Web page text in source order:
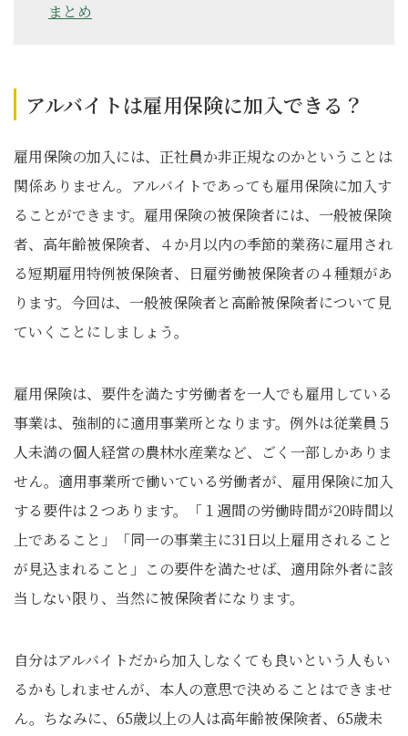
まとめ
アルバイトは雇用保険に加入できる？
雇用保険の加入には、正社員か非正規なのかということは
関係ありません。アルバイトであっても雇用保険に加入す
ることができます。雇用保険の被保険者には、一般被保険
者、高年齢被保険者、４か月以内の季節的業務に雇用され
る短期雇用特例被保険者、日雇労働被保険者の４種類があ
ります。今回は、一般被保険者と高齢被保険者について見
ていくことにしましょう。
雇用保険は、要件を満たす労働者を一人でも雇用している
事業は、強制的に適用事業所となります。例外は従業員５
人未満の個人経営の農林水産業など、ごく一部しかありま
せん。適用事業所で働いている労働者が、雇用保険に加入
する要件は２つあります。「１週間の労働時間が20時間以
上であること」「同一の事業主に31日以上雇用されること
が見込まれること」この要件を満たせば、適用除外者に該
当しない限り、当然に被保険者になります。
自分はアルバイトだから加入しなくても良いという人もい
るかもしれませんが、本人の意思で決めることはできませ
ん。ちなみに、65歳以上の人は高年齢被保険者、65歳未